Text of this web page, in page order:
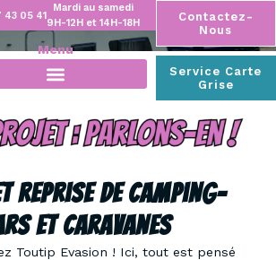
43 05 41
Mardi au samedi
9H-12H et 14H-18H
Menu
Contactez-
Nous
Service Carte
Grise
Reprise De Camping-
Et Caravanes
Toutip Evasion ! Ici, tout est pensé